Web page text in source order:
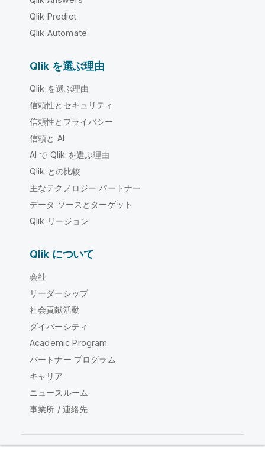
Qlik Predict
Qlik Automate
Qlik を選ぶ理由
Qlik を選ぶ理由
信頼性とセキュリティ
信頼性とプライバシー
信頼と AI
AI で Qlik を選ぶ理由
Qlik との比較
主なテクノロジー パートナー
データ ソースとターゲット
Qlik リージョン
Qlik について
会社
リーダーシップ
社会貢献活動
ダイバーシティ
Academic Program
パートナー プログラム
キャリア
ニュースルーム
事業所 / 連絡先